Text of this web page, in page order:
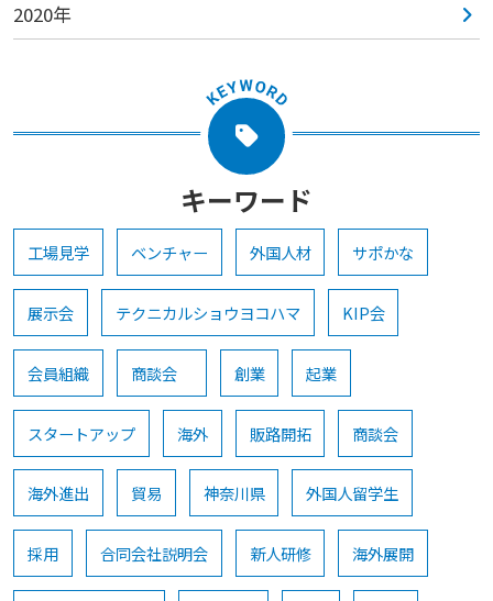
2020年
キーワード
工場見学 ベンチャー 外国人材 サポかな
展示会 テクニカルショウヨコハマ KIP会
会員組織 商談会 創業 起業
スタートアップ 海外 販路開拓 商談会
海外進出 貿易 神奈川県 外国人留学生
採用 合同会社説明会 新人研修 海外展開